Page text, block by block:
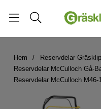
Hem
Reservdelar
Reservdelar McCulloch Gå-
Reservdelar McCulloch M46-